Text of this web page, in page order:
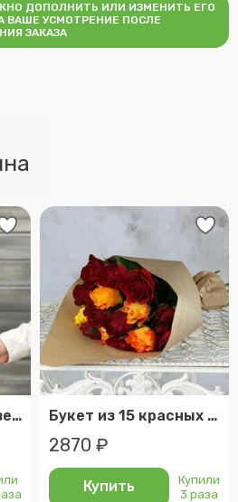
ДОПОЛНИТЬ ИЛИ ИЗМЕНИТЬ ЕГО
ВАШЕ УСМОТРЕНИЕ ПОСЛЕ
ЗАКАЗА
Букет из 15 разноцветных роз в крафте кения 40 см. Букет из 15 красных и оранжевых роз в крафте кения 40 см.
2870 ₽
Купить
Купили
3 раза